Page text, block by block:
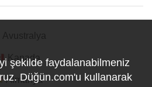
Kanada
Almanya
şekilde faydalanabilmeniz
Düğün.com'u kullanarak